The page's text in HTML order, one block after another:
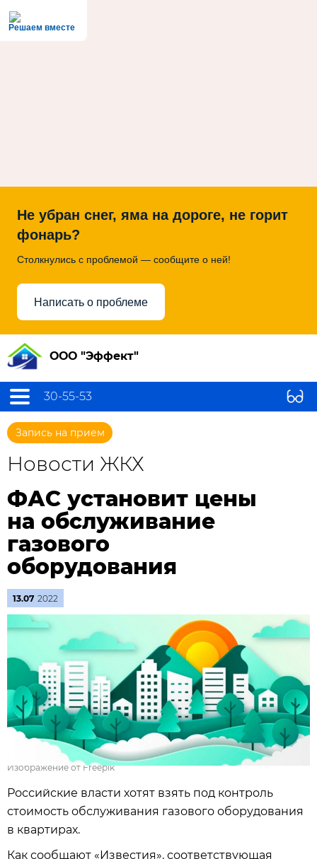
Решаем вместе
Не убран снег, яма на дороге, не горит
фонарь?
Столкнулись с проблемой — сообщите о ней!
Написать о проблеме
ООО "Эффект"
30-55-53
Запись на прием
Новости ЖКХ
ФАС установит цены
на обслуживание
газового
оборудования
13.07 2022
Изображение от Freepik
Российские власти хотят взять под контроль
стоимость обслуживания газового оборудования
в квартирах.
Как сообщают «Известия», соответствующая